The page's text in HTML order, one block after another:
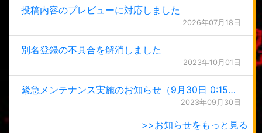
投稿内容のプレビューに対応しました
2026年07月18日
別名登録の不具合を解消しました
2023年10月01日
緊急メンテナンス実施のお知らせ（9月30日 0:15更新）
2023年09月30日
>>お知らせをもっと見る